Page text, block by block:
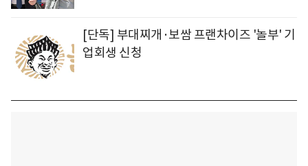
[단독] 부대찌개·보쌈 프랜차이즈 '놀부' 기
업회생 신청